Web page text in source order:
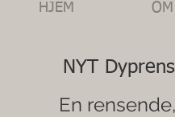
HJEM
NYT
En